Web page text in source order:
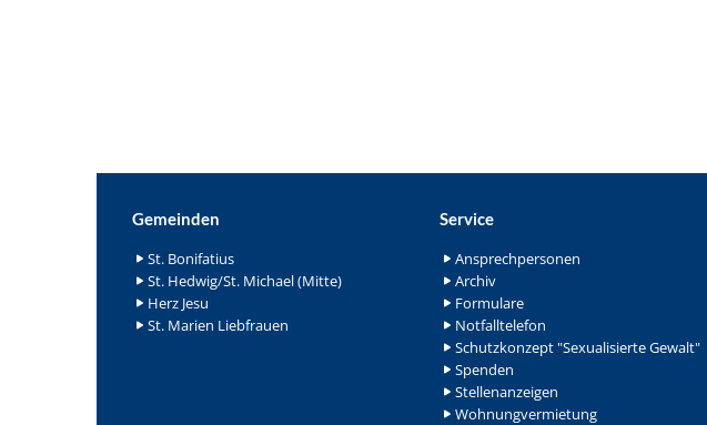
Gemeinden
St. Bonifatius
St. Hedwig/St. Michael (Mitte)
Herz Jesu
St. Marien Liebfrauen
Service
Ansprechpersonen
Archiv
Formulare
Notfalltelefon
Schutzkonzept "Sexualisierte Gewalt"
Spenden
Stellenanzeigen
Wohnungvermietung